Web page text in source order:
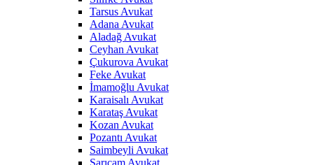
Tarsus Avukat
Adana Avukat
Aladağ Avukat
Ceyhan Avukat
Çukurova Avukat
Feke Avukat
İmamoğlu Avukat
Karaisalı Avukat
Karataş Avukat
Kozan Avukat
Pozantı Avukat
Saimbeyli Avukat
Sarıçam Avukat